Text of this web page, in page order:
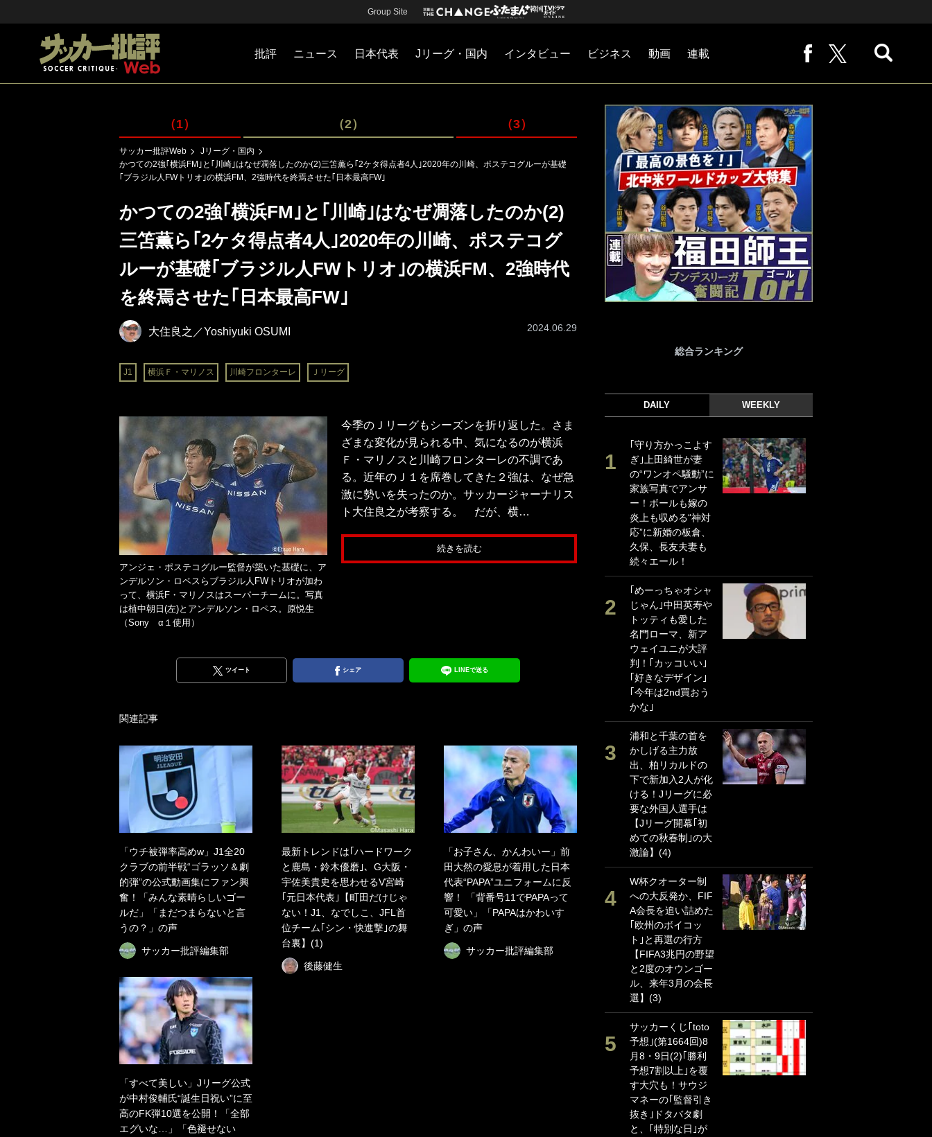
Group Site
批評 ニュース 日本代表 Jリーグ・国内 インタビュー ビジネス 動画 連載
（1） （2） （3）
サッカー批評Web
Jリーグ・国内
かつての2強｢横浜FM｣と｢川崎｣はなぜ凋落したのか(2)三笘薫ら｢2ケタ得点者4人｣2020年の川崎、ポステコグルーが基礎
｢ブラジル人FWトリオ｣の横浜FM、2強時代を終焉させた｢日本最高FW｣
かつての2強｢横浜FM｣と｢川崎｣はなぜ凋落したのか(2)
三笘薫ら｢2ケタ得点者4人｣2020年の川崎、ポステコグ
ルーが基礎｢ブラジル人FWトリオ｣の横浜FM、2強時代
を終焉させた｢日本最高FW｣
大住良之／Yoshiyuki OSUMI
J1 横浜Ｆ・マリノス 川崎フロンターレ Ｊリーグ
2024.06.29
アンジェ・ポステコグルー監督が築いた基礎に、ア
ンデルソン・ロペスらブラジル人FWトリオが加わ
って、横浜F・マリノスはスーパーチームに。写真
は植中朝日(左)とアンデルソン・ロペス。原悦生
（Sony α１使用）
今季のＪリーグもシーズンを折り返した。さま
ざまな変化が見られる中、気になるのが横浜
Ｆ・マリノスと川崎フロンターレの不調であ
る。近年のＪ１を席巻してきた２強は、なぜ急
激に勢いを失ったのか。サッカージャーナリス
ト大住良之が考察する。 だが、横…
続きを読む
ツイート シェア LINEで送る
関連記事
「ウチ被弾率高めw」J1全20
クラブの前半戦“ゴラッソ＆劇
的弾”の公式動画集にファン興
奮！「みんな素晴らしいゴー
ルだ」「まだつまらないと言
うの？」の声
サッカー批評編集部
最新トレンドは｢ハードワーク
と鹿島・鈴木優磨｣、G大阪・
宇佐美貴史を思わせるV宮崎
｢元日本代表｣【町田だけじゃ
ない！J1、なでしこ、JFL首
位チーム｢シン・快進撃｣の舞
台裏】(1)
後藤健生
「お子さん、かんわいー」前
田大然の愛息が着用した日本
代表“PAPA”ユニフォームに反
響！ 「背番号11でPAPAって
可愛い」「PAPAはかわいす
ぎ」の声
サッカー批評編集部
「すべて美しい」Jリーグ公式
が中村俊輔氏“誕生日祝い”に至
高のFK弾10選を公開！「全部
エグいな…」「色褪せない
総合ランキング
DAILY WEEKLY
｢守り方かっこよす
ぎ｣上田綺世が妻
の“ワンオペ騒動”に
家族写真でアンサ
ー！ボールも嫁の
炎上も収める“神対
応”に新婚の板倉、
久保、長友夫妻も
続々エール！
｢めーっちゃオシャ
じゃん｣中田英寿や
トッティも愛した
名門ローマ、新ア
ウェイユニが大評
判！｢カッコいい｣
｢好きなデザイン｣
｢今年は2nd買おう
かな｣
浦和と千葉の首を
かしげる主力放
出、柏リカルドの
下で新加入2人が化
ける！Jリーグに必
要な外国人選手は
【Jリーグ開幕｢初
めての秋春制｣の大
激論】(4)
W杯クオーター制
への大反発か、FIF
A会長を追い詰めた
｢欧州のボイコッ
ト｣と再選の行方
【FIFA3兆円の野望
と2度のオウンゴー
ル、来年3月の会長
選】(3)
サッカーくじ｢toto
予想｣(第1664回)8
月8・9日(2)｢勝利
予想7割以上｣を覆
す大穴も！サウジ
マネーの｢監督引き
抜き｣ドタバタ劇
と、｢特別な日｣が